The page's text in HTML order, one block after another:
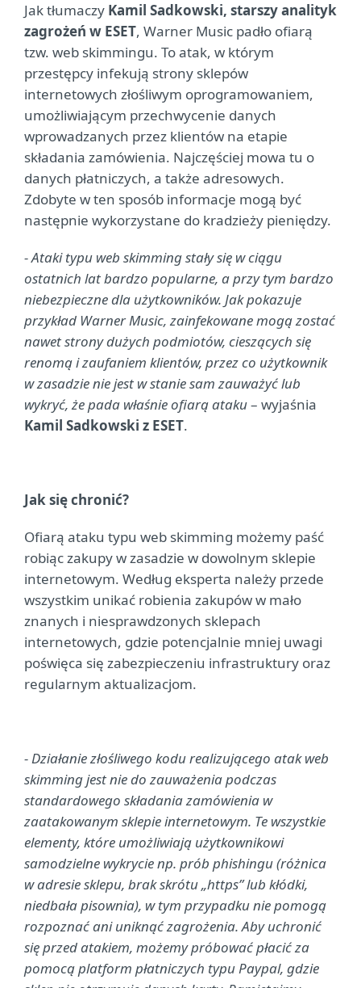
Jak tłumaczy Kamil Sadkowski, starszy analityk
zagrożeń w ESET, Warner Music padło ofiarą
tzw. web skimmingu. To atak, w którym
przestępcy infekują strony sklepów
internetowych złośliwym oprogramowaniem,
umożliwiającym przechwycenie danych
wprowadzanych przez klientów na etapie
składania zamówienia. Najczęściej mowa tu o
danych płatniczych, a także adresowych.
Zdobyte w ten sposób informacje mogą być
następnie wykorzystane do kradzieży pieniędzy.
- Ataki typu web skimming stały się w ciągu
ostatnich lat bardzo popularne, a przy tym bardzo
niebezpieczne dla użytkowników. Jak pokazuje
przykład Warner Music, zainfekowane mogą zostać
nawet strony dużych podmiotów, cieszących się
renomą i zaufaniem klientów, przez co użytkownik
w zasadzie nie jest w stanie sam zauważyć lub
wykryć, że pada właśnie ofiarą ataku– wyjaśnia
Kamil Sadkowski z ESET.
Jak się chronić?
Ofiarą ataku typu web skimming możemy paść
robiąc zakupy w zasadzie w dowolnym sklepie
internetowym. Według eksperta należy przede
wszystkim unikać robienia zakupów w mało
znanych i niesprawdzonych sklepach
internetowych, gdzie potencjalnie mniej uwagi
poświęca się zabezpieczeniu infrastruktury oraz
regularnym aktualizacjom.
- Działanie złośliwego kodu realizującego atak web
skimming jest nie do zauważenia podczas
standardowego składania zamówienia w
zaatakowanym sklepie internetowym. Te wszystkie
elementy, które umożliwiają użytkownikowi
samodzielne wykrycie np. prób phishingu (różnica
w adresie sklepu, brak skrótu „https” lub kłódki,
niedbała pisownia), w tym przypadku nie pomogą
rozpoznać ani uniknąć zagrożenia. Aby uchronić
się przed atakiem, możemy próbować płacić za
pomocą platform płatniczych typu Paypal, gdzie